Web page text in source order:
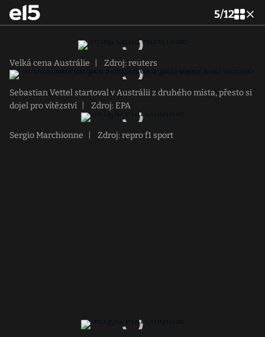
5/12
Velká cena Austrálie Zdroj: reuters
Sebastian Vettel startoval v Austrálii z druhého místa, přesto si
dojel pro vítězství
Zdroj: EPA
Sergio Marchionne Zdroj: repro f1 sport